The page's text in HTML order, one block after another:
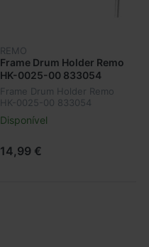
REMO
Frame Drum Holder Remo
HK-0025-00 833054
Frame Drum Holder Remo
HK-0025-00 833054
Disponível
14,99 €